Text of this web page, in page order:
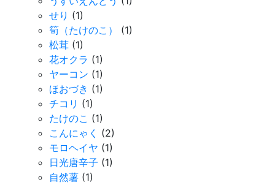
せり (1)
筍（たけのこ）
(1)
松茸 (1)
花オクラ (1)
ヤーコン (1)
ほおづき (1)
チコリ (1)
たけのこ (1)
こんにゃく (2)
モロヘイヤ (1)
日光唐辛子 (1)
自然薯 (1)